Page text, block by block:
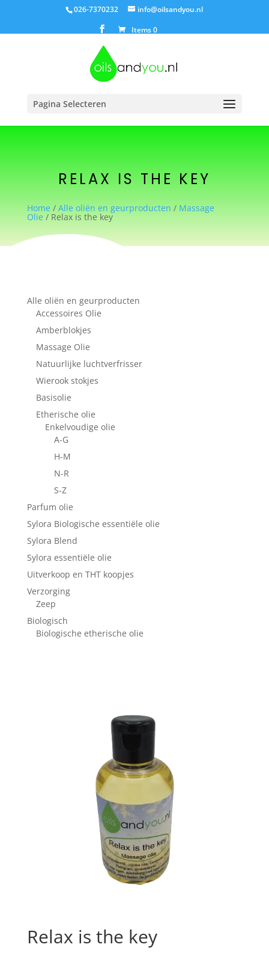
026-7370232
info@oilsandyou.nl
Items 0
Pagina Selecteren
RELAX IS THE KEY
Home / Alle oliën en geurproducten / Massage
Olie / Relax is the key
Alle oliën en geurproducten
Accessoires Olie
Amberblokjes
Massage Olie
Natuurlijke luchtverfrisser
Wierook stokjes
Basisolie
Etherische olie
Enkelvoudige olie
A-G
H-M
N-R
S-Z
Parfum olie
Sylora Biologische essentiële olie
Sylora Blend
Sylora essentiële olie
Uitverkoop en THT koopjes
Verzorging
Zeep
Biologisch
Biologische etherische olie
Relax is the key